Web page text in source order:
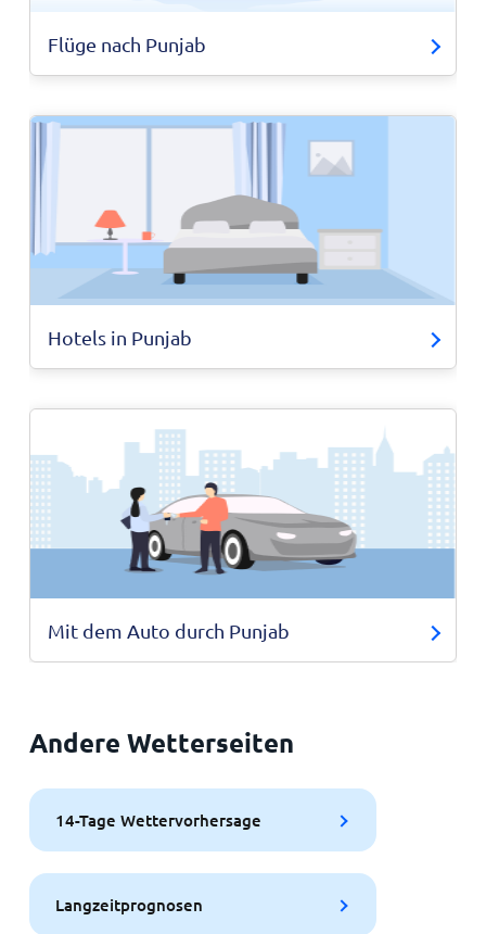
Flüge nach Punjab
Hotels in Punjab
Mit dem Auto durch Punjab
Andere Wetterseiten
14-Tage Wettervorhersage
Langzeitprognosen